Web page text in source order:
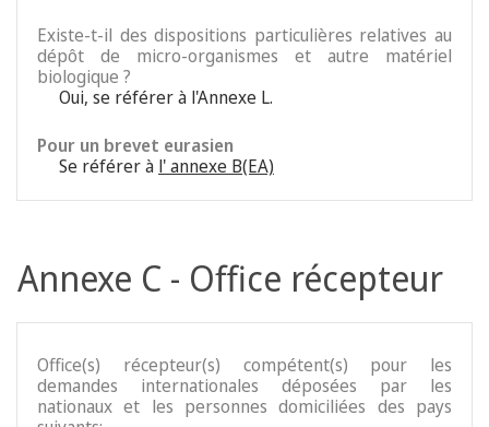
Existe-t-il des dispositions particulières relatives au
dépôt de micro-organismes et autre matériel
biologique ?
Oui, se référer à l'Annexe L.
Pour un brevet eurasien
Se référer à l' annexe B(EA)
Annexe C - Office récepteur
Office(s) récepteur(s) compétent(s) pour les
demandes internationales déposées par les
nationaux et les personnes domiciliées des pays